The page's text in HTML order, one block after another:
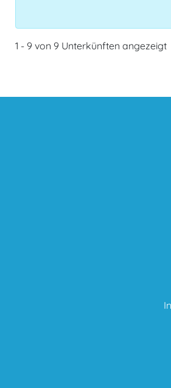
1 - 9 von 9 Unterkünften angezeigt